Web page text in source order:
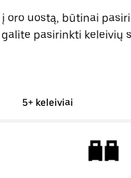
oro uostą, būtinai
pasirinkti keleivių
5+ keleiviai